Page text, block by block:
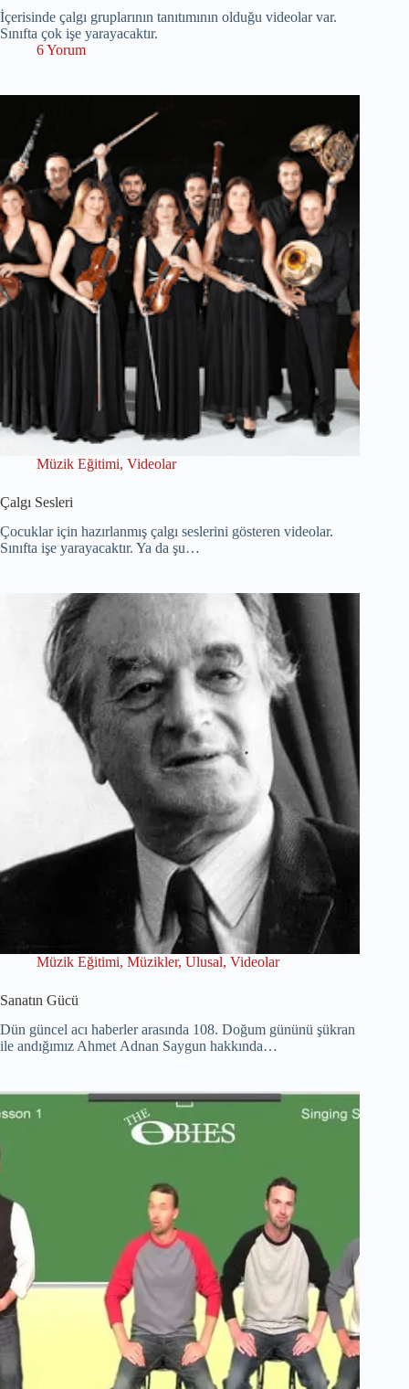
İçerisinde çalgı gruplarının tanıtımının olduğu videolar var.
Sınıfta çok işe yarayacaktır.
6 Yorum
Müzik Eğitimi, Videolar
Çalgı Sesleri
Çocuklar için hazırlanmış çalgı seslerini gösteren videolar.
Sınıfta işe yarayacaktır. Ya da şu…
Müzik Eğitimi, Müzikler, Ulusal, Videolar
Sanatın Gücü
Dün güncel acı haberler arasında 108. Doğum gününü şükran
ile andığımız Ahmet Adnan Saygun hakkında…